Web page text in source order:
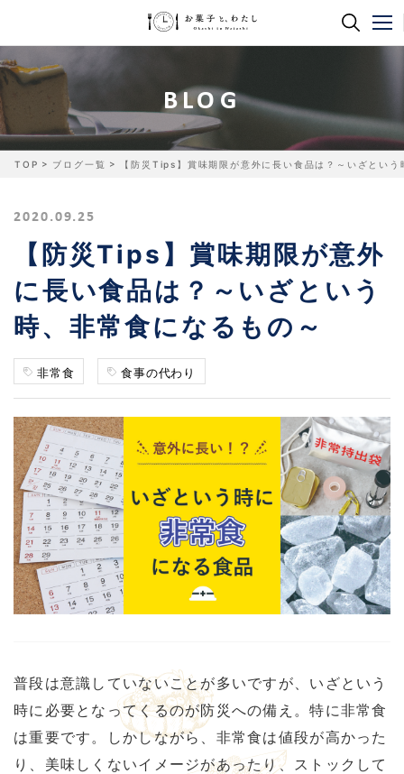
BLOG
TOP ブログ一覧 【防災Tips】賞味期限が意外に長い食品は？～いざとい
2020.09.25
【防災Tips】賞味期限が意外
に長い食品は？～いざという
時、非常食になるもの～
非常食 食事の代わり
普段は意識していないことが多いですが、いざという
時に必要となってくるのが防災への備え。特に非常食
は重要です。しかしながら、非常食は値段が高かった
り、美味しくないイメージがあったり、ストックして